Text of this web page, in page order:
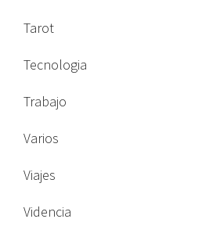
Tarot
Tecnologia
Trabajo
Varios
Viajes
Videncia